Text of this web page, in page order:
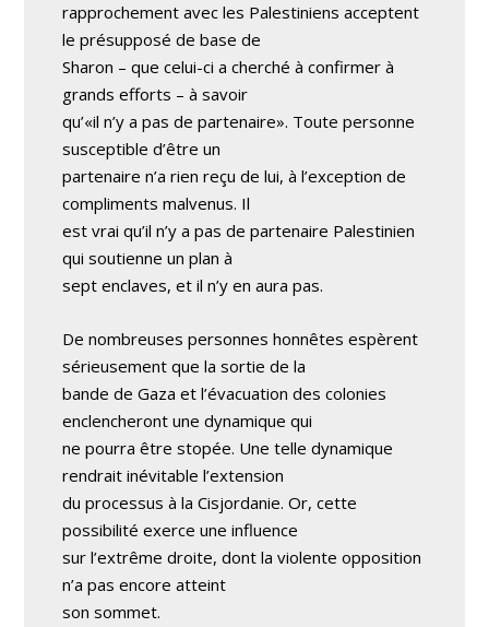
rapprochement avec les Palestiniens acceptent
le présupposé de base de
Sharon – que celui-ci a cherché à confirmer à
grands efforts – à savoir
qu’«il n’y a pas de partenaire». Toute personne
susceptible d’être un
partenaire n’a rien reçu de lui, à l’exception de
compliments malvenus. Il
est vrai qu’il n’y a pas de partenaire Palestinien
qui soutienne un plan à
sept enclaves, et il n’y en aura pas.
De nombreuses personnes honnêtes espèrent
sérieusement que la sortie de la
bande de Gaza et l’évacuation des colonies
enclencheront une dynamique qui
ne pourra être stopée. Une telle dynamique
rendrait inévitable l’extension
du processus à la Cisjordanie. Or, cette
possibilité exerce une influence
sur l’extrême droite, dont la violente opposition
n’a pas encore atteint
son sommet.